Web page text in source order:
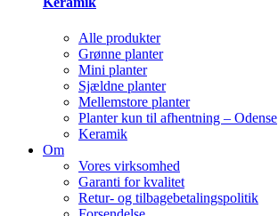
Alle produkter
Grønne planter
Mini planter
Sjældne planter
Mellemstore planter
Planter kun til afhentning – Odense
Keramik
Om
Vores virksomhed
Garanti for kvalitet
Retur- og tilbagebetalingspolitik